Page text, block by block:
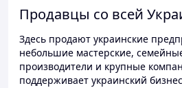
Продавцы со всей
Здесь продают украинские
небольшие мастерские,
производители и крупные
поддерживает украинский